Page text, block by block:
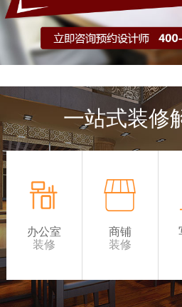
一站式装修
办公室
装修
商铺
装修